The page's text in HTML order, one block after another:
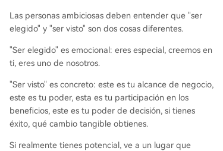
Las personas ambiciosas deben entender que "ser
elegido" y "ser visto" son dos cosas diferentes.
"Ser elegido" es emocional: eres especial, creemos en
ti, eres uno de nosotros.
"Ser visto" es concreto: este es tu alcance de negocio,
este es tu poder, esta es tu participación en los
beneficios, este es tu poder de decisión, si tienes
éxito, qué cambio tangible obtienes.
Si realmente tienes potencial, ve a un lugar que